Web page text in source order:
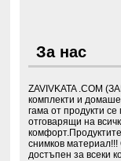
За нас
ZAVIVKATA .COM
комплекти и
гама от продукти се
отговарящи на
снимков материал!!!
достъпен за всеки